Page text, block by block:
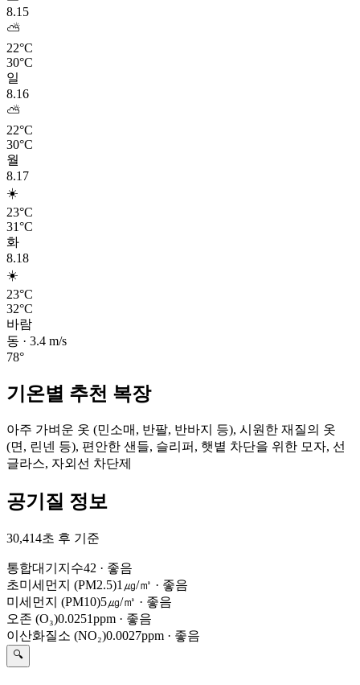
8.15
⛅
22°C
30°C
일
8.16
⛅
22°C
30°C
월
8.17
☀️
23°C
31°C
화
8.18
☀️
23°C
32°C
바람
동 · 3.4 m/s
78°
기온별 추천 복장
아주 가벼운 옷 (민소매, 반팔, 반바지 등), 시원한 재질의 옷
(면, 린넨 등), 편안한 샌들, 슬리퍼, 햇볕 차단을 위한 모자, 선
글라스, 자외선 차단제
공기질 정보
30,414초 후 기준
통합대기지수42 · 좋음
초미세먼지 (PM2.5)1㎍/㎥ · 좋음
미세먼지 (PM10)5㎍/㎥ · 좋음
오존 (O₃)0.0251ppm · 좋음
이산화질소 (NO₂)0.0027ppm · 좋음
🔍